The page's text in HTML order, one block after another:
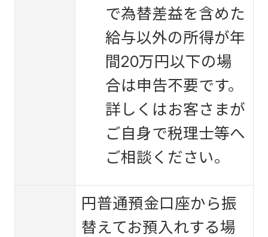
で為替差益を含めた
給与以外の所得が年
間20万円以下の場
合は申告不要です。
詳しくはお客さまが
ご自身で税理士等へ
ご相談ください。
円普通預金口座から振
替えてお預入れする場